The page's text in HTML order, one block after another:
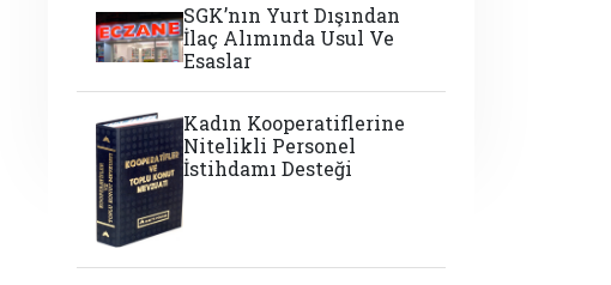
SGK’nın Yurt Dışından
İlaç Alımında Usul Ve
Esaslar
Kadın Kooperatiflerine
Nitelikli Personel
İstihdamı Desteği